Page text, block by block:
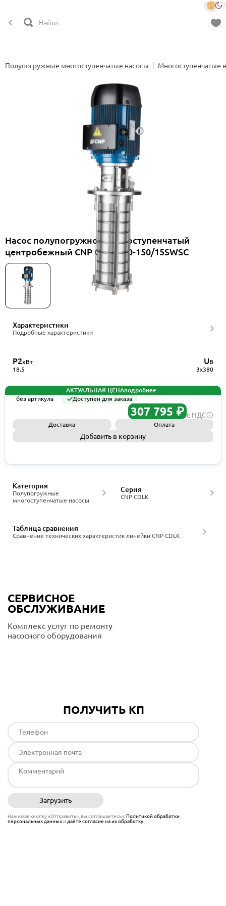
Полупогружные многоступенчатые насосы Многоступенчатые
Насос полупогружной многоступенчатый
центробежный CNP CDLKF20-150/15SWSC
Характеристики
Подробные характеристики
P2кВт
18.5
UВ
3x380
АКТУАЛЬНАЯ ЦЕНАподробнее
без артикула
Доступен для заказа
307 795 ₽ с НДС
Доставка Оплата
Добавить в корзину
Полупогружные
многоступенчатые насосы
Категория
CNP CDLK
Серия
Сравнение технических характеристик линейки CNP CDLK
Таблица сравнения
СЕРВИСНОЕ
ОБСЛУЖИВАНИЕ
Комплекс услуг по ремонту
насосного оборудования
ПОЛУЧИТЬ КП
Загрузить
Нажимая кнопку «Отправить», вы соглашаетесь сПолитикой обработки
персональных данныхи даёте согласие на их обработку